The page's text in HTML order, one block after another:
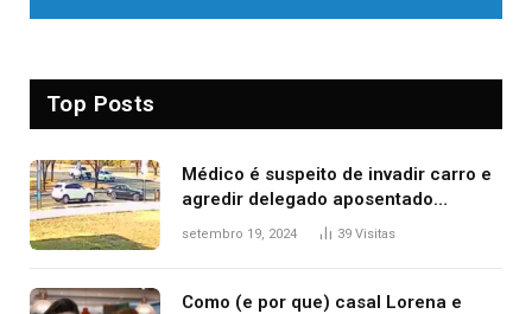
Top Posts
Médico é suspeito de invadir carro e
agredir delegado aposentado
durante confusão no trânsito
setembro 19, 2024 39 Visitas
Como (e por que) casal Lorena e